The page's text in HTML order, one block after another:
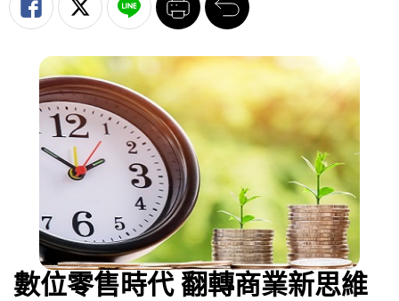
一
頁
數位零售時代 翻轉商業新思維